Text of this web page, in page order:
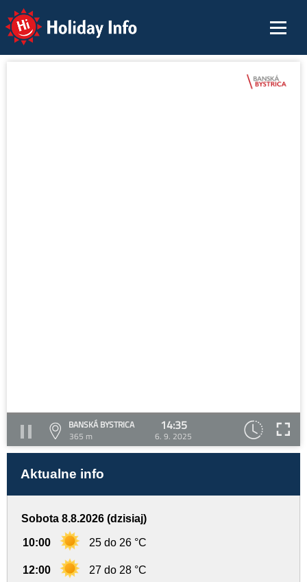
Holiday Info
BANSKÁ BYSTRICA
365 m
14:35
6. 9. 2025
Aktualne info
Sobota 8.8.2026 (dzisiaj)
10:00 25 do 26 °C
12:00 27 do 28 °C